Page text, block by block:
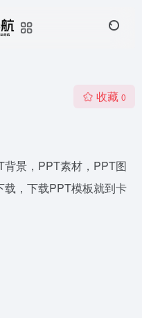
收藏 0
景，PPT素材，PPT图
，下载PPT模板就到卡